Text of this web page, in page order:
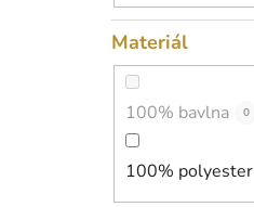
Materiál
100% bavlna 0
100% polyester